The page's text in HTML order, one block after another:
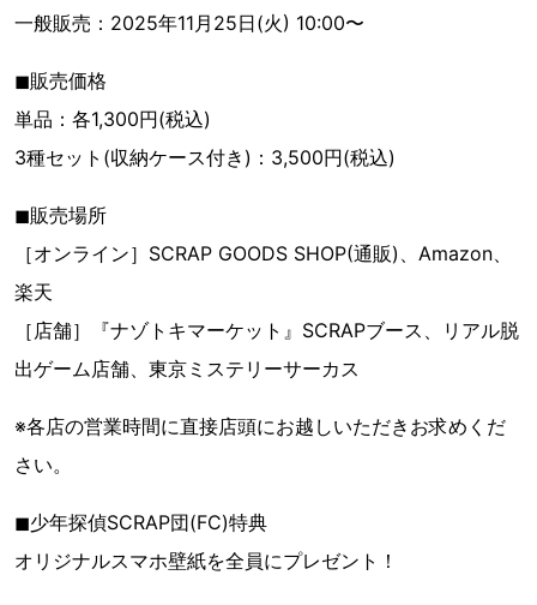
一般販売：2025年11月25日(火) 10:00〜
◼︎販売価格
単品：各1,300円(税込)
3種セット(収納ケース付き)：3,500円(税込)
◼︎販売場所
［オンライン］SCRAP GOODS SHOP(通販)、Amazon、
楽天
［店舗］『ナゾトキマーケット』SCRAPブース、リアル脱
出ゲーム店舗、東京ミステリーサーカス
※各店の営業時間に直接店頭にお越しいただきお求めくだ
さい。
◼︎少年探偵SCRAP団(FC)特典
オリジナルスマホ壁紙を全員にプレゼント！